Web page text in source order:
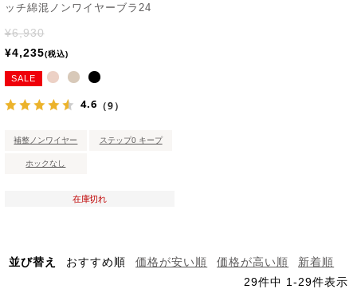
ッチ綿混ノンワイヤーブラ24
¥6,930
¥4,235 税込
SALE
4.6 （9）
補整ノンワイヤー ステップ0 キープ
ホックなし
在庫切れ
並び替え おすすめ順 価格が安い順 価格が高い順
新着順
29件中 1 -29件表示